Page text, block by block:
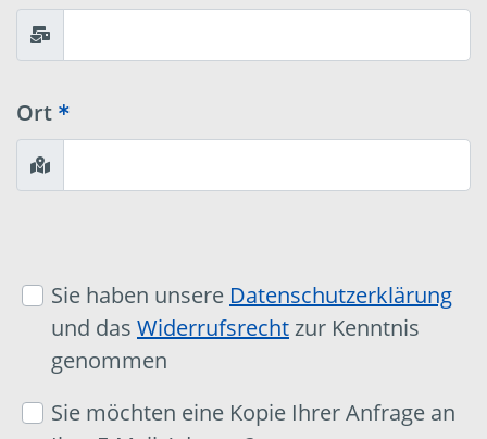
Ort
Sie haben unsere Datenschutzerklärung
und das Widerrufsrechtzur Kenntnis
genommen
Sie möchten eine Kopie Ihrer Anfrage an